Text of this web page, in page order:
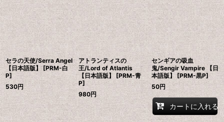
在庫あり
並び順:
絞り込む
セラの天使/Serra Angel
【日本語版】 [PRM-白
P]
530円
アトランティスの
王/Lord of Atlantis
【日本語版】 [PRM-青
P]
980円
センギアの吸血
鬼/Sengir Vampire 【日
本語版】 [PRM-黒P]
50円
カートに入れる